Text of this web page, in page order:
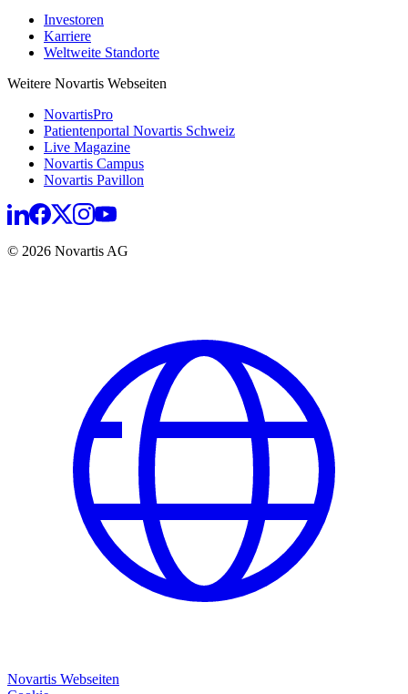
Investoren
Karriere
Weltweite Standorte
Weitere Novartis Webseiten
NovartisPro
Patientenportal Novartis Schweiz
Live Magazine
Novartis Campus
Novartis Pavillon
© 2026 Novartis AG
Novartis Webseiten